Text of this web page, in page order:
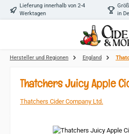
Zum Hauptinhalt springen
Lieferung innerhalb von 2-4
Werktagen
in
Hersteller und Regionen England
Thatchers Juicy Apple
Thatchers Cider Company Ltd.
Bildergalerie überspringen